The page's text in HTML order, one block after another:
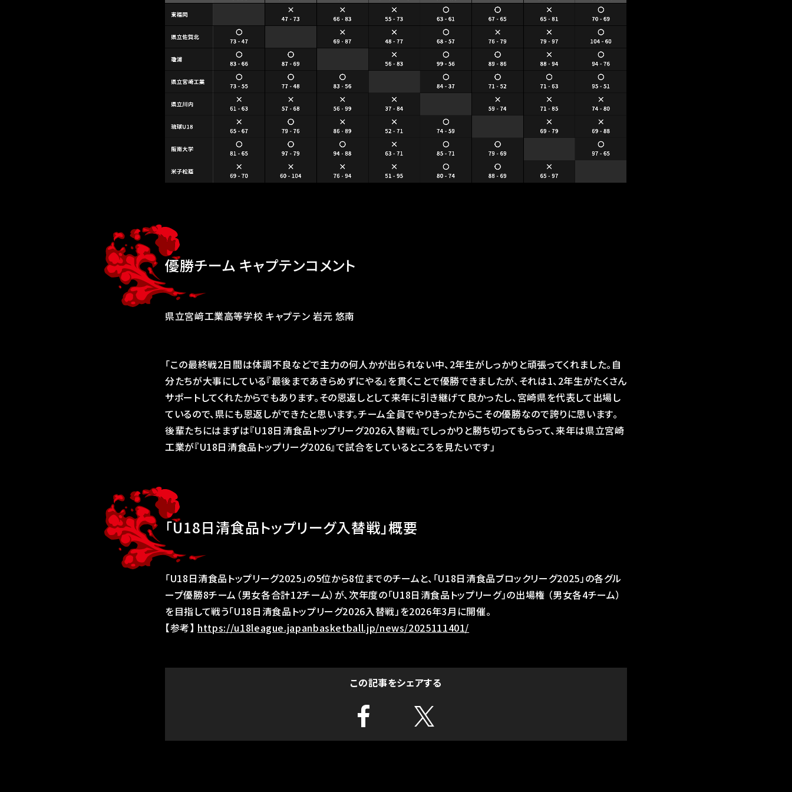
優勝チーム キャプテンコメント
県立宮﨑工業高等学校 キャプテン 岩元 悠南
「この最終戦2日間は体調不良などで主力の何人かが出られない中、2年生がしっかりと頑張ってくれました。自
分たちが大事にしている『最後まであきらめずにやる』を貫くことで優勝できましたが、それは1、2年生がたくさん
サポートしてくれたからでもあります。その恩返しとして来年に引き継げて良かったし、宮崎県を代表して出場し
ているので、県にも恩返しができたと思います。チーム全員でやりきったからこその優勝なので誇りに思います。
後輩たちにはまずは『U18日清食品トップリーグ2026入替戦』でしっかりと勝ち切ってもらって、来年は県立宮崎
工業が『U18日清食品トップリーグ2026』で試合をしているところを見たいです」
「U18日清食品トップリーグ入替戦」概要
「U18日清食品トップリーグ2025」の5位から8位までのチームと、「U18日清食品ブロックリーグ2025」の各グル
ープ優勝8チーム（男女各合計12チーム）が、次年度の「U18日清食品トップリーグ」の出場権 （男女各4チーム）
を目指して戦う「U18日清食品トップリーグ2026入替戦」を2026年3月に開催。
【参考】 https://u18league.japanbasketball.jp/news/2025111401/
この記事をシェアする